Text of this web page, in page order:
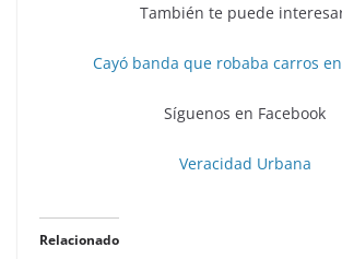
También te puede
Cayó banda que robaba carros
Síguenos en Facebook
Veracidad Urbana
Relacionado